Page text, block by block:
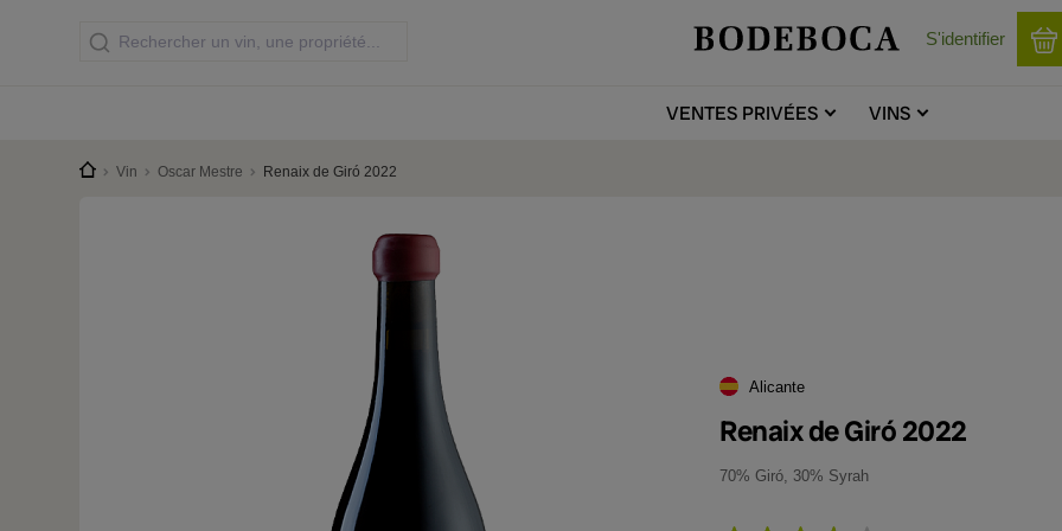
S'identifier
VENTES PRIVÉES VINS
Vin Oscar Mestre Renaix de Giró 2022
Alicante
Renaix de Giró 2022
70% Giró, 30% Syrah